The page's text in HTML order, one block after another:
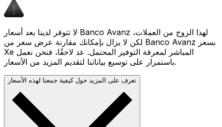
لا تتوفر لدينا بعد أسعار Banco Avanz لهذا الزوج من العملات،
لكن لا يزال بإمكانك مقارنة عرض سعر من Banco Avanz بسعر
Xe المباشر لمعرفة التوفير المحتمل. عد لاحقًا، فنحن نعمل
باستمرار على توسيع بياناتنا لتقديم المزيد من الأسعار.
تعرف على المزيد حول كيفية جمعنا لهذه الأسعار